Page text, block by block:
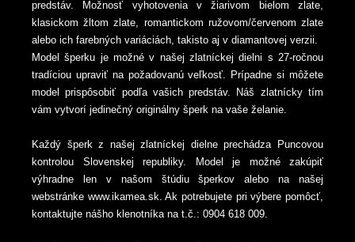
predstáv. Možnosť vyhotovenia v žiarivom bielom zlate,
klasickom žltom zlate, romantickom ružovom/červenom zlate
alebo ich farebných variáciách, takisto aj v diamantovej verzii.
Model šperku je možné v našej zlatníckej dielni s 27-ročnou
tradíciou upraviť na požadovanú veľkosť. Prípadne si môžete
model prispôsobiť podľa vašich predstáv. Náš zlatnícky tím
vám vytvorí jedinečný originálny šperk na vaše želanie.
Každý šperk z našej zlatníckej dielne prechádza Puncovou
kontrolou Slovenskej republiky. Model je možné zakúpiť
výhradne len v našom štúdiu šperkov alebo na našej
webstránke www.ikamea.sk. Ak potrebujete pri výbere pomôcť,
kontaktujte nášho klenotníka na t.č.: 0904 618 009.